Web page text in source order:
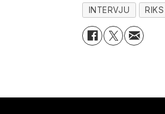
INTERVJU RIKS